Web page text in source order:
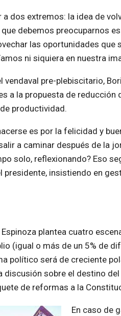
a dos extremos: la idea de
debemos preocuparnos
las oportunidades que
ni siquiera en nuestra
vendaval pre-plebiscitario,
a la propuesta de reducción
productividad.
es por la felicidad y
a caminar después de la
solo, reflexionando? Eso
presidente, insistiendo en
plantea cuatro
(igual o más de un 5% de
político será de creciente
discusión sobre el destino
de reformas a la
En caso de